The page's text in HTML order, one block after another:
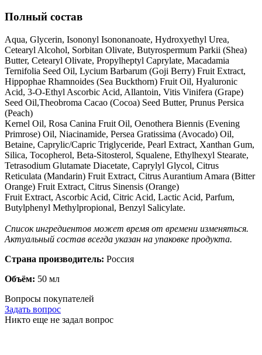
Полный состав
Aqua, Glycerin, Isononyl Isononanoate, Hydroxyethyl Urea,
Cetearyl Alcohol, Sorbitan Olivate, Butyrospermum Parkii (Shea)
Butter, Cetearyl Olivate, Propylheptyl Caprylate, Macadamia
Ternifolia Seed Oil, Lycium Barbarum (Goji Berry) Fruit Extract,
Hippophae Rhamnoides (Sea Buckthorn) Fruit Oil, Hyaluronic
Acid, 3-O-Ethyl Ascorbic Acid, Allantoin, Vitis Vinifera (Grape)
Seed Oil,Theobroma Cacao (Cocoa) Seed Butter, Prunus Persica
(Peach)
Kernel Oil, Rosa Canina Fruit Oil, Oenothera Biennis (Evening
Primrose) Oil, Niacinamide, Persea Gratissima (Avocado) Oil,
Betaine, Caprylic/Capric Triglyceride, Pearl Extract, Xanthan Gum,
Silica, Tocopherol, Beta-Sitosterol, Squalene, Ethylhexyl Stearate,
Tetrasodium Glutamate Diacetate, Caprylyl Glycol, Citrus
Reticulata (Mandarin) Fruit Extract, Citrus Aurantium Amara (Bitter
Orange) Fruit Extract, Citrus Sinensis (Orange)
Fruit Extract, Ascorbic Acid, Citric Acid, Lactic Acid, Parfum,
Butylphenyl Methylpropional, Benzyl Salicylate.
Список ингредиентов может время от времени изменяться.
Актуальный состав всегда указан на упаковке продукта.
Страна производитель: Россия
Объём: 50 мл
Вопросы покупателей
Задать вопрос
Никто еще не задал вопрос